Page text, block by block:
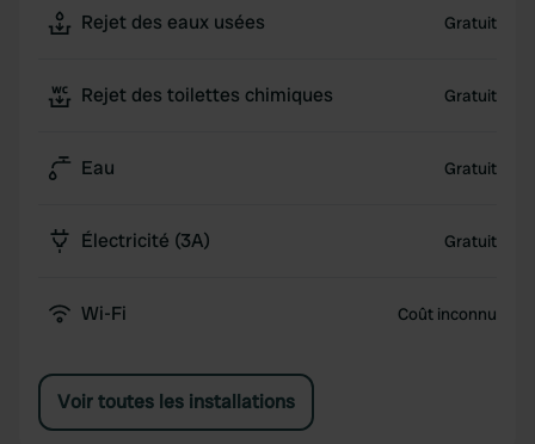
Rejet des eaux usées Gratuit
Rejet des toilettes chimiques Gratuit
Eau Gratuit
Électricité (3A) Gratuit
Wi-Fi Coût inconnu
Voir toutes les installations